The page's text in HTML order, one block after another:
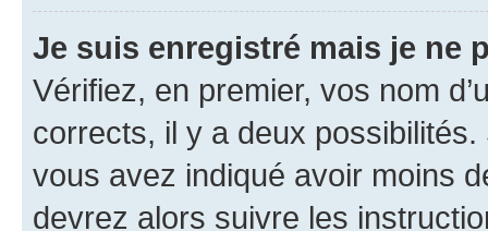
Je suis enregistré mais je ne
Vérifiez, en premier, vos nom
corrects, il y a deux
vous avez indiqué avoir moins
devrez alors suivre les